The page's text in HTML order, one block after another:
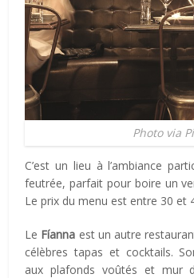
Photo via
C’est un lieu à l’ambiance
feutrée, parfait pour boire un
Le prix du menu est entre 30 et
Le Fíanna est un autre
célèbres tapas et cocktails.
aux plafonds voûtés et mur